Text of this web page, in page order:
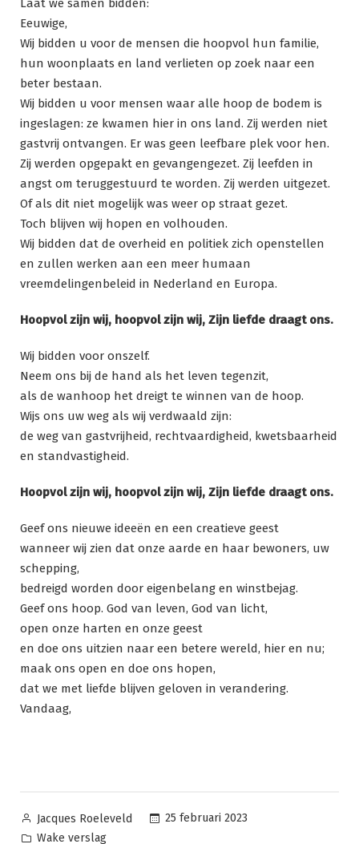
Laat we samen bidden:
Eeuwige,
Wij bidden u voor de mensen die hoopvol hun familie,
hun woonplaats en land verlieten op zoek naar een
beter bestaan.
Wij bidden u voor mensen waar alle hoop de bodem is
ingeslagen: ze kwamen hier in ons land. Zij werden niet
gastvrij ontvangen. Er was geen leefbare plek voor hen.
Zij werden opgepakt en gevangengezet. Zij leefden in
angst om teruggestuurd te worden. Zij werden uitgezet.
Of als dit niet mogelijk was weer op straat gezet.
Toch blijven wij hopen en volhouden.
Wij bidden dat de overheid en politiek zich openstellen
en zullen werken aan een meer humaan
vreemdelingenbeleid in Nederland en Europa.
Hoopvol zijn wij, hoopvol zijn wij, Zijn liefde draagt ons.
Wij bidden voor onszelf.
Neem ons bij de hand als het leven tegenzit,
als de wanhoop het dreigt te winnen van de hoop.
Wijs ons uw weg als wij verdwaald zijn:
de weg van gastvrijheid, rechtvaardigheid, kwetsbaarheid
en standvastigheid.
Hoopvol zijn wij, hoopvol zijn wij, Zijn liefde draagt ons.
Geef ons nieuwe ideeën en een creatieve geest
wanneer wij zien dat onze aarde en haar bewoners, uw
schepping,
bedreigd worden door eigenbelang en winstbejag.
Geef ons hoop. God van leven, God van licht,
open onze harten en onze geest
en doe ons uitzien naar een betere wereld, hier en nu;
maak ons open en doe ons hopen,
dat we met liefde blijven geloven in verandering.
Vandaag,
Geplaatst
door
Jacques Roeleveld
25 februari 2023
Geplaatst
Wake verslag